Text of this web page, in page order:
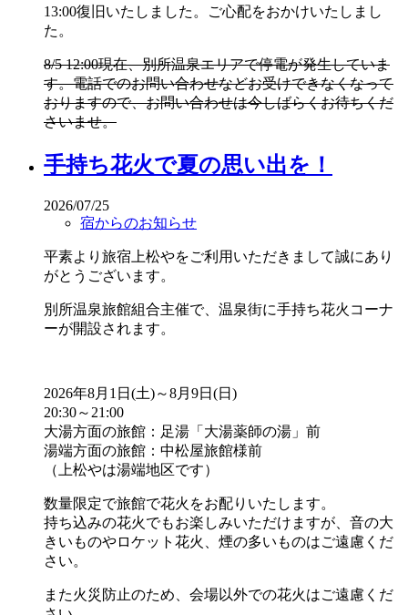
13:00復旧いたしました。ご心配をおかけいたしまし
た。
8/5 12:00現在、別所温泉エリアで停電が発生していま
す。電話でのお問い合わせなどお受けできなくなって
おりますので、お問い合わせは今しばらくお待ちくだ
さいませ。
手持ち花火で夏の思い出を！
2026/07/25
宿からのお知らせ
平素より旅宿上松やをご利用いただきまして誠にあり
がとうございます。
別所温泉旅館組合主催で、温泉街に手持ち花火コーナ
ーが開設されます。
2026年8月1日(土)～8月9日(日)
20:30～21:00
大湯方面の旅館：足湯「大湯薬師の湯」前
湯端方面の旅館：中松屋旅館様前
（上松やは湯端地区です）
数量限定で旅館で花火をお配りいたします。
持ち込みの花火でもお楽しみいただけますが、音の大
きいものやロケット花火、煙の多いものはご遠慮くだ
さい。
また火災防止のため、会場以外での花火はご遠慮くだ